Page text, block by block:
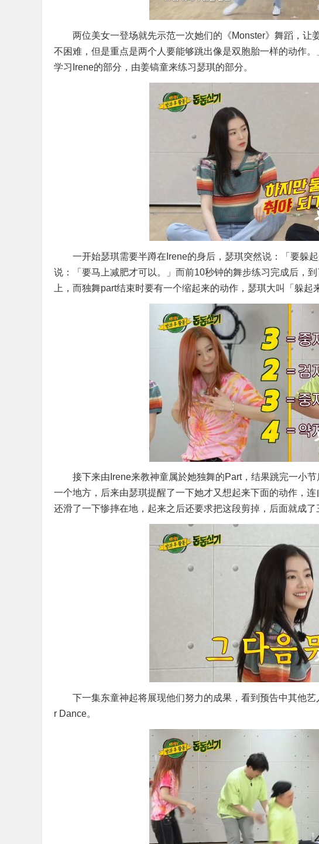
两位美女一登场就先示范一次她们的《Monster》舞蹈，让
不困难，但是重点是两个人要能够跳出像是双胞胎一样的动作
学习Irene的部分，由姜镐童来练习瑟琪的部分。
一开始瑟琪需要半蹲在Irene的身后，瑟琪突然说：「要躲起
说：「要马上减肥才可以。」而前10秒钟的舞步练习完成后，
上，而独舞part结束时要有一个缩起来的动作，瑟琪大叫「躲起
接下来由Irene来教神童属於她独舞的Part，结果跳完一小节
一个地方，后来由瑟琪提醒了一下她才又想起来下面的动作，
还滑了一下惨摔在地，起来之后还要求把这段剪掉，后面就成
下一集东童神起将展现他们努力的成果，看到预告中其他艺
r Dance。